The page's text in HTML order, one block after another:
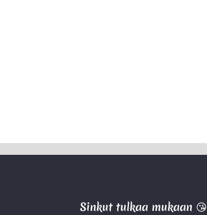
Sinkut tulkaa mukaan 😘